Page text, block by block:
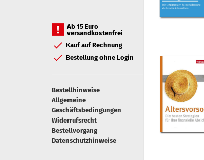
Ab 15 Euro
versandkostenfrei
Kauf auf Rechnung
Bestellung ohne Login
Bestellhinweise
Allgemeine
Geschäftsbedingungen
Widerrufsrecht
Bestellvorgang
Datenschutzhinweise